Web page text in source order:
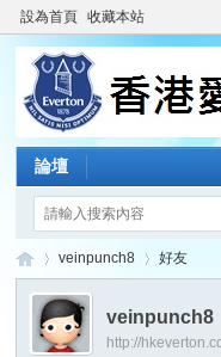
設為首頁 收藏本站
論壇
veinpunch8 好友
veinpunch8
http://